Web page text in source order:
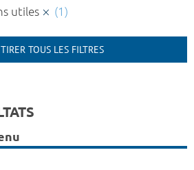
utiles
(1)
TOUS LES FILTRES